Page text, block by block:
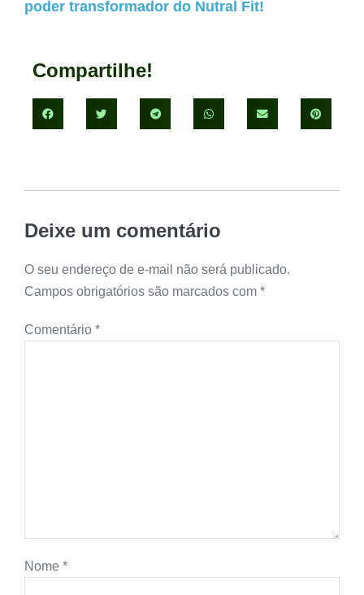
poder transformador do Nutral Fit!
Compartilhe!
Deixe um comentário
O seu endereço de e-mail não será publicado.
Campos obrigatórios são marcados com *
Comentário *
Nome *